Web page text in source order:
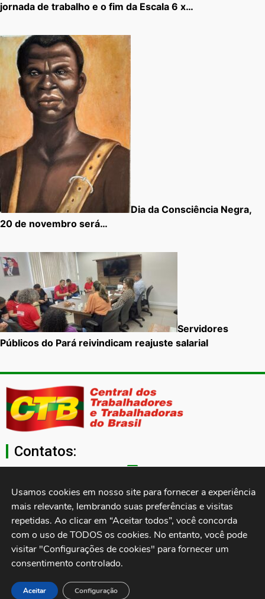
jornada de trabalho e o fim da Escala 6 x…
Dia da Consciência Negra,
20 de novembro será…
Servidores
Públicos do Pará reivindicam reajuste salarial
Contatos:
11 3874-0040
Rua Cardoso de Almeida, 1843, Sumaré São Paulo - SP -
Brasil CEP: 01251-001
Desenvolvido por:
Usamos cookies em nosso site para fornecer a experiência
mais relevante, lembrando suas preferências e visitas
repetidas. Ao clicar em “Aceitar todos”, você concorda
com o uso de TODOS os cookies. No entanto, você pode
visitar "Configurações de cookies" para fornecer um
consentimento controlado.
Aceitar Configuração